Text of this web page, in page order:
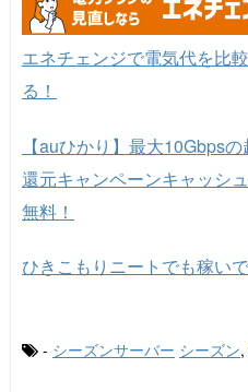
エネチェンジで電気代を比
る！
【auひかり】最大10Gbps
還元キャンペーンキャッシ
無料！
ひきこもりニートでも稼い
- シーズンサーバー シーズン,